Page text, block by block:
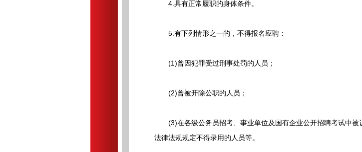
4.具有正常履职的身体条件。
5.有下列情形之一的，不得报名应聘：
(1)曾因犯罪受过刑事处罚的人员；
(2)曾被开除公职的人员；
(3)在各级公务员招考、事业单位及国有企业公开招聘考试中被
法律法规规定不得录用的人员等。